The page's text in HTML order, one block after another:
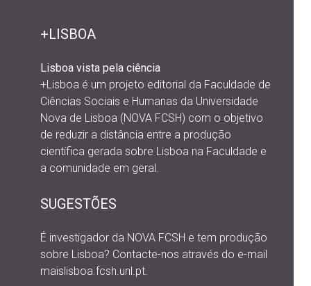
+LISBOA
Lisboa vista pela ciência
+Lisboa é um projeto editorial da Faculdade de
Ciências Sociais e Humanas da Universidade
Nova de Lisboa (NOVA FCSH) com o objetivo
de reduzir a distância entre a produção
científica gerada sobre Lisboa na Faculdade e
a comunidade em geral.
SUGESTÕES
É investigador da NOVA FCSH e tem produção
sobre Lisboa? Contacte-nos através do e-mail
maislisboa.fcsh.unl.pt.